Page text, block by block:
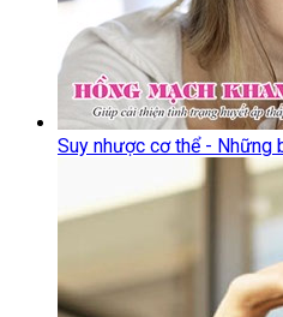
Suy nhược cơ thể - Những